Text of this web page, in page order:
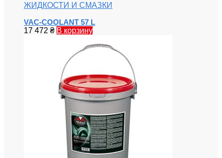
ЖИДКОСТИ И СМАЗКИ
VAC-COOLANT 57 L
17 472 ₴ В корзину